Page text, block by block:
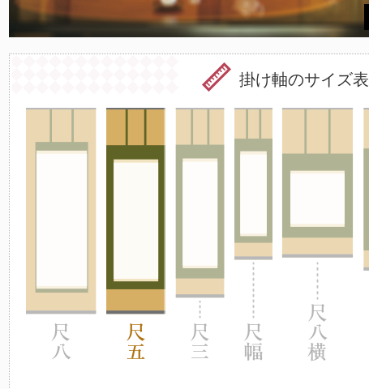
掛け軸のサイズ表